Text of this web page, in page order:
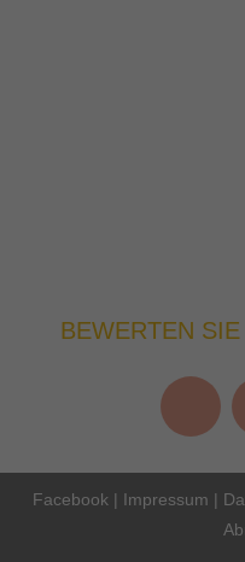
BEWERTEN
Facebook | Impressum |